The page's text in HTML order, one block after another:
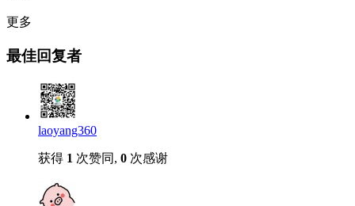
更多
最佳回复者
laoyang360
获得 1 次赞同, 0 次感谢